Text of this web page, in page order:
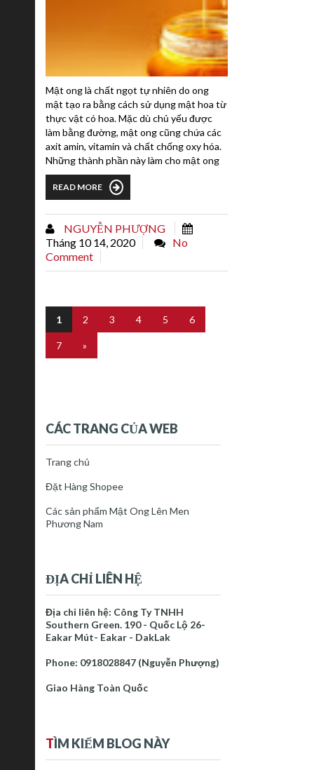
Mật ong là chất ngọt tự nhiên do ong
mật tạo ra bằng cách sử dụng mật hoa từ
thực vật có hoa. Mặc dù chủ yếu được
làm bằng đường, mật ong cũng chứa các
axit amin, vitamin và chất chống oxy hóa.
Những thành phần này làm cho mật ong
trở thành một liệu pháp chữa bệnh tự
nhiên. Đó là một phương pháp chữa ho
phổ biến.Mặc dù mật ong có một số lợi
ích tự nhiên cho sức khỏe, nhưng một số
người phản ứng dị ứng với nó. Khi...
READ MORE
NGUYỄN PHƯỢNG
Tháng 10 14, 2020
No
Comment
1 2 3 4 5 6
7 »
CÁC TRANG CỦA WEB
Trang chủ
Đặt Hàng Shopee
Các sản phẩm Mật Ong Lên Men
Phương Nam
ĐỊA CHỈ LIÊN HỆ
Địa chỉ liên hệ: Công Ty TNHH
Southern Green. 190 - Quốc Lộ 26-
Eakar Mút- Eakar - DakLak
Phone: 0918028847 (Nguyễn Phượng)
Giao Hàng Toàn Quốc
TÌM KIẾM BLOG NÀY